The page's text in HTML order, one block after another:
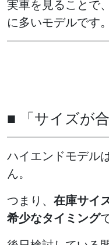
実車を見ることで
に多いモデルです。
■ 「サイズが
ハイエンドモデル
ん。
つまり、 在庫サイ
希少なタイミング